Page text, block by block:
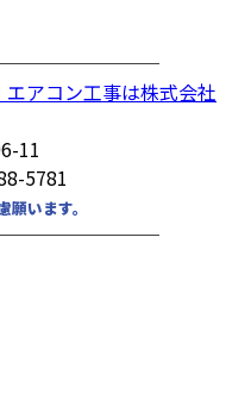
アコン工事は株式会社
11
5781
います。